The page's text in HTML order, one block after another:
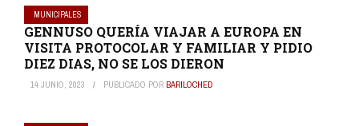
MUNICIPALES
GENNUSO QUERÍA VIAJAR A EUROPA EN
VISITA PROTOCOLAR Y FAMILIAR Y PIDIO
DIEZ DIAS, NO SE LOS DIERON
14 JUNIO, 2023 PUBLICADO POR BARILOCHED